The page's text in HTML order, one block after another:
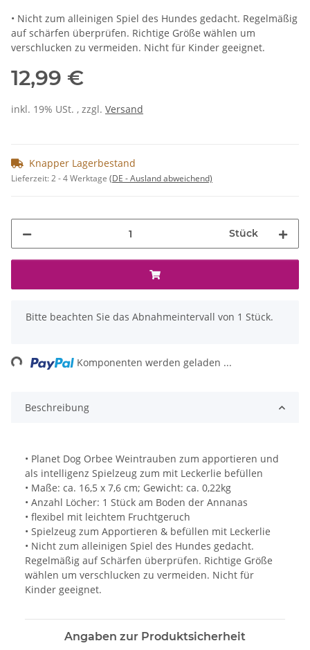
• Nicht zum alleinigen Spiel des Hundes gedacht. Regelmäßig
auf schärfen überprüfen. Richtige Größe wählen um
verschlucken zu vermeiden. Nicht für Kinder geeignet.
12,99 €
inkl. 19% USt. , zzgl. Versand
Knapper Lagerbestand
Lieferzeit:2 - 4 Werktage (DE - Ausland abweichend)
Stück
x
Bitte beachten Sie das Abnahmeintervall von 1 Stück.
Komponenten werden geladen ...
Beschreibung
• Planet Dog Orbee Weintrauben zum apportieren und
als intelligenz Spielzeug zum mit Leckerlie befüllen
• Maße: ca. 16,5 x 7,6 cm; Gewicht: ca. 0,22kg
• Anzahl Löcher: 1 Stück am Boden der Annanas
• flexibel mit leichtem Fruchtgeruch
• Spielzeug zum Apportieren & befüllen mit Leckerlie
• Nicht zum alleinigen Spiel des Hundes gedacht.
Regelmäßig auf Schärfen überprüfen. Richtige Größe
wählen um verschlucken zu vermeiden. Nicht für
Kinder geeignet.
Angaben zur Produktsicherheit